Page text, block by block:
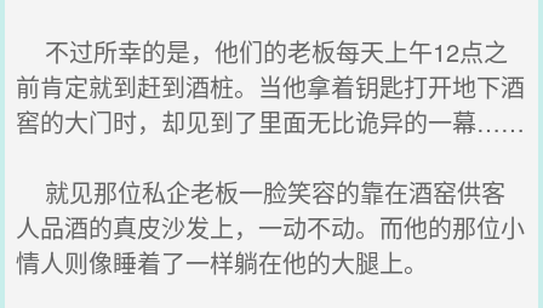
不过所幸的是，他们的老板每天上午12点之
前肯定就到赶到酒桩。当他拿着钥匙打开地下酒
窖的大门时，却见到了里面无比诡异的一幕……
就见那位私企老板一脸笑容的靠在酒窑供客
人品酒的真皮沙发上，一动不动。而他的那位小
情人则像睡着了一样躺在他的大腿上。